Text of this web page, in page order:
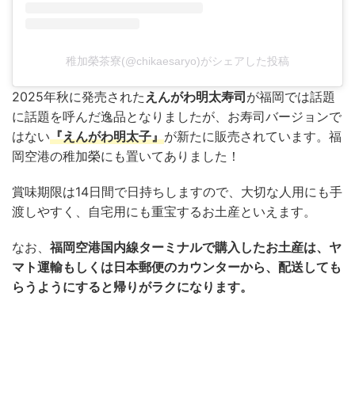
稚加榮茶寮(@chikaesaryo)がシェアした投稿
2025年秋に発売された えんがわ明太寿司が福岡では話題
に話題を呼んだ逸品となりましたが、お寿司バージョンで
はない『えんがわ明太子』が新たに販売されています。福
岡空港の稚加榮にも置いてありました！
賞味期限は14日間で日持ちしますので、大切な人用にも手
渡しやすく、自宅用にも重宝するお土産といえます。
なお、 福岡空港国内線ターミナルで購入したお土産は、ヤ
マト運輸もしくは日本郵便のカウンターから、配送しても
らうようにすると帰りがラクになります。